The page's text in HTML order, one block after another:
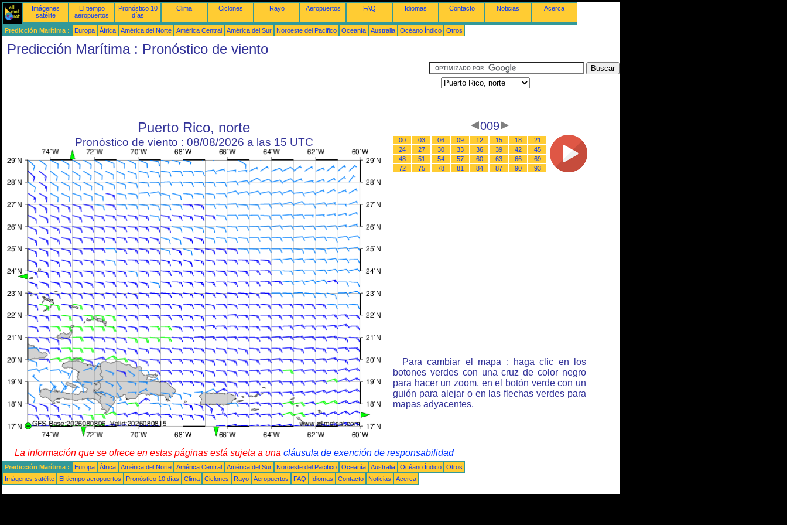
Imágenes
satélite
El tiempo
aeropuertos
Pronóstico 10
días
Clima Ciclones Rayo Aeropuertos FAQ Idiomas Contacto Noticias Acerca
Predicción Marítima : Europa África América del Norte América Central América del Sur Noroeste del Pacifico Oceanía Australia Océano Índico Otros
Predicción Marítima : Pronóstico de viento
Puerto Rico, norte
Pronóstico de viento : 08/08/2026 a las 15 UTC
009
00 03 06 09 12 15 18
21
24
27 30 33 36 39 42
45
48
51 54 57 60 63 66
69
72
75 78 81 84 87 90 93
Para cambiar el mapa : haga clic en los
botones verdes con una cruz de color negro
para hacer un zoom, en el botón verde con un
guión para alejar o en las flechas verdes para
mapas adyacentes.
La información que se ofrece en estas páginas está sujeta a una cláusula de exención de responsabilidad
Predicción Marítima : Europa África América del Norte América Central América del Sur Noroeste del Pacifico Oceanía Australia Océano Índico
Otros
Imágenes satélite
El tiempo aeropuertos Pronóstico 10 días Clima Ciclones Rayo Aeropuertos FAQ Idiomas Contacto Noticias Acerca